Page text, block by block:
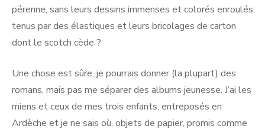
pérenne, sans leurs dessins immenses et colorés enroulés
tenus par des élastiques et leurs bricolages de carton
dont le scotch cède ?
Une chose est sûre, je pourrais donner (la plupart) des
romans, mais pas me séparer des albums jeunesse. J’ai les
miens et ceux de mes trois enfants, entreposés en
Ardèche et je ne sais où, objets de papier, promis comme